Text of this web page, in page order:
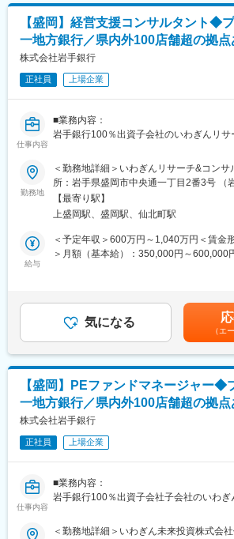
■当行について：
・東証プライム上場、県内外100店舗を超
・岩手県のリーディングバンクである岩手
展に貢献する」「健全経営に徹する」とい
ライム上場／合計109拠点を有する第一地
2020年4月に地域企業が抱える様々な経営
に設立しました。
■キャリアチャレンジ：
計画的・体系的な研修システムを採用して
ては階層別研修、行内資格認定研修などを
外研修にも積極的に派遣しています。ま
して、公的資格の取得を目指す行員に対
ーリングの機会を与える制度「キャリアチ
も実施しています。これらの研修会、研
す。
■当行が求める人物像：
岩手銀行の財産は「信用」の担い手であ
います。金融業界が目まぐるしく変化し
化に力強く立ち向かい、既成の価値観に
■当行について：
・東証プライム上場、県内外100店舗を超
・岩手県のリーディングバンクである岩
展に貢献する」「健全経営に徹する」と
ライム上場／合計109拠点を有する第一地
変更の範囲：会社の定める業務
【盛岡】経営支援コンサルタント◆
一地方銀行／県内外100店舗超の拠
株式会社岩手銀行
正社員 上場企業
仕事内容
■業務内容：
岩手銀行100％出資子会社のいわぎんリ
■業務詳細：
・成長戦略、人事制度構築、業務改善、
支援しています。
・営業店等と連携し、案件の発掘・提案か
ティング実務等に従事していただきます。
■魅力：
地域企業の課題解決に直接関わる業務で
■いわぎんリサーチ&コンサルティング株式
2020年4月に地域企業が抱える様々な経
に設立しました。
■キャリアチャレンジ：
計画的・体系的な研修システムを採用して
ては階層別研修、行内資格認定研修など
外研修にも積極的に派遣しています。ま
して、公的資格の取得を目指す行員に対し
ーリングの機会を与える制度「キャリア
し、より挑戦意欲に溢れる行員のキャリ
勤務地
＜勤務地詳細＞いわぎんリサーチ&コン
所：岩手県盛岡市中央通一丁目2番3号 （
煙対策：屋内全面禁煙変更の範囲：会社
トワーク含む）
【最寄り駅】
上盛岡駅、盛岡駅、仙北町駅
給与
＜予定年収＞600万円～1,040万円＜賃金
＞月額（基本給）：350,000円～600,000
くまでも目安の金額であり、選考を通じ
ます。月給(月額)は固定手当を含めた表記
気になる
（エ
【盛岡】PEファンドマネージャー◆
一地方銀行／県内外100店舗超の拠点
株式会社岩手銀行
正社員 上場企業
仕事内容
■業務内容：
岩手銀行100％出資子会社子会社のいわぎ
に従事いただきます。
＜勤務地詳細＞いわぎん未来投資株式会